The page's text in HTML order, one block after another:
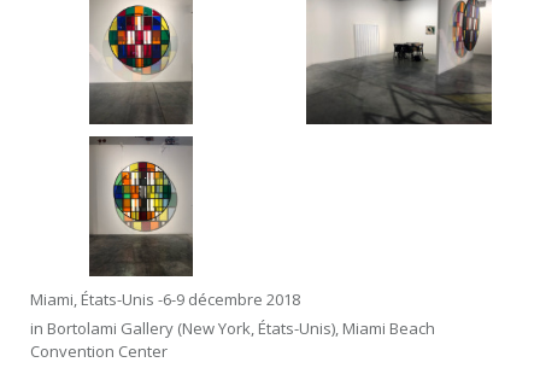
Miami, États-Unis -6-9 décembre 2018
in Bortolami Gallery (New York, États-Unis), Miami Beach
Convention Center